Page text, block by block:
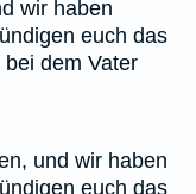
wir haben
euch das
dem Vater
und wir haben
euch das